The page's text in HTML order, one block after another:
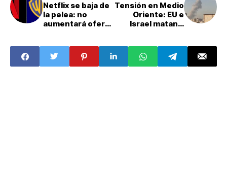
Netflix se baja de
la pelea: no
aumentará oferta
de Paramount
Tensión en Medio
Oriente: EU e
Israel matan a
incluido el ayatola
Alí Jamenei